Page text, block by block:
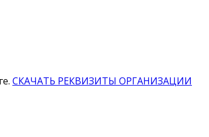
СКАЧАТЬ РЕКВИЗИТЫ ОРГАНИЗАЦИИ